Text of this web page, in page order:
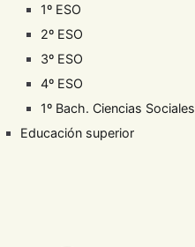
1º ESO
2º ESO
3º ESO
4º ESO
1º Bach. Ciencias Sociales
Educación superior